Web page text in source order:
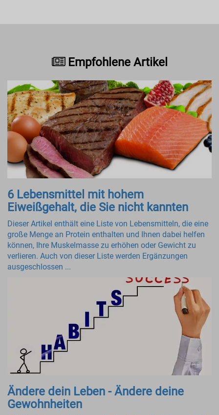
Empfohlene Artikel
6 Lebensmittel mit hohem
Eiweißgehalt, die Sie nicht kannten
Dieser Artikel enthält eine Liste von Lebensmitteln, die eine
große Menge an Protein enthalten und Ihnen dabei helfen
können, Ihre Muskelmasse zu erhöhen oder Gewicht zu
verlieren. Auch von dieser Liste werden Ergänzungen
ausgeschlossen ...
Ändere dein Leben - Ändere deine
Gewohnheiten